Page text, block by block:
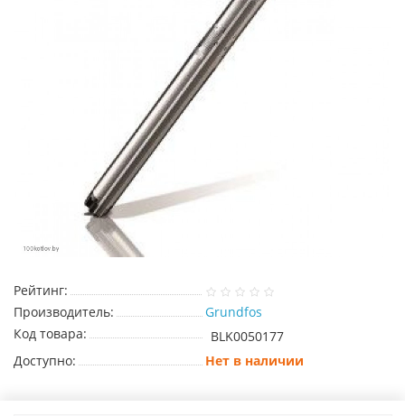
Рейтинг:
Производитель:
Grundfos
Код товара:
BLK0050177
Доступно:
Нет в наличии